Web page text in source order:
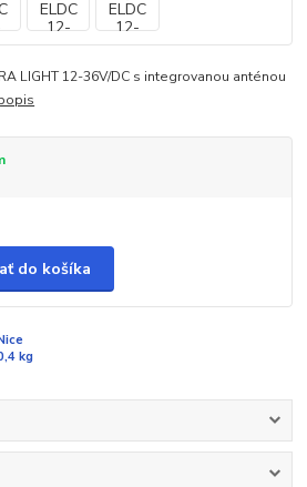
LIGHT 12-36V/DC s integrovanou anténou
do košíka
kg